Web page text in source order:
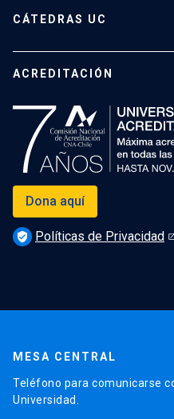
CÁTEDRAS UC
ACREDITACIÓN
Dona aquí
verified_user Políticas de Privacidad
MESA CENTRAL
Teléfono para comunicarse
Universidad.